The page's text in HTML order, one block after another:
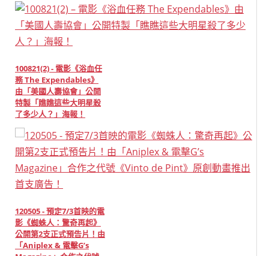
100821(2) - 電影《浴血任
務 The Expendables》
由「美國人壽協會」公開
特製「瞧瞧這些大明星殺
了多少人？」海報！
120505 - 預定7/3首映的電
影《蜘蛛人：驚奇再起》
公開第2支正式預告片！由
「Aniplex & 電擊G’s